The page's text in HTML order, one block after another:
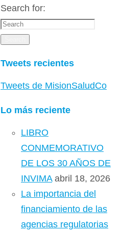
Search for:
Tweets recientes
Tweets de MisionSaludCo
Lo más reciente
LIBRO
CONMEMORATIVO
DE LOS 30 AÑOS DE
INVIMA abril 18, 2026
La importancia del
financiamiento de las
agencias regulatorias